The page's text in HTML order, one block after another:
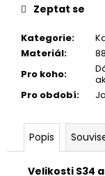
Kategorie:
Materiál:
Pro koho:
Pro období:
Zeptat se
Popis
Velikosti S34
MAUSER
KŠILTOVKA
ZELENÁ
410